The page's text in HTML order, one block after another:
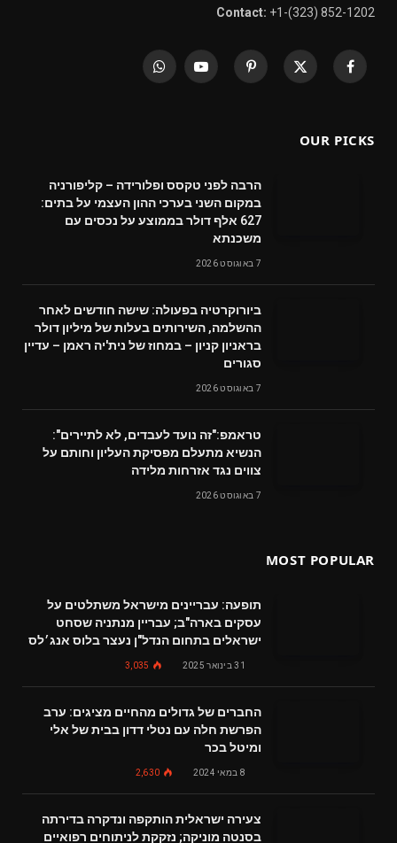
Contact: +1-(323) 852-1202
Facebook
X
Pinterest
YouTube
WhatsApp
OUR PICKS
הרבה לפני טקסס ופלורידה – קליפורניה
במקום השני בערכי ההון העצמי על בתים:
627 אלף דולר בממוצע על נכסים עם
משכנתא
7 באוגוסט 2026
ביורוקרטיה בפעולה: שישה חודשים לאחר
ההשלמה, השירותים בעלות של מיליון דולר
בראניון קניון – במחוז של נית'יה ראמן – עדיין
סגורים
7 באוגוסט 2026
טראמפ:"זה נועד לעבדים, לא לתיירים":
הנשיא מתעלם מפסיקת העליון וחותם על
צווים נגד אזרחות מלידה
7 באוגוסט 2026
MOST POPULAR
תופעה: עבריינים מישראל משתלטים על
עסקים בארה"ב; עבריין מנתניה שסחט
ישראלים בתחום הנדל"ן נעצר בלוס אנג׳לס
31 בינואר 2025 3,035
החברים של גדולים מהחיים מציגים: ערב
הפרשת חלה עם נטלי דדון בבית של אלי
ומיטל בכר
8 במאי 2024 2,630
צעירה ישראלית הותקפה ונדקרה בדירתה
בסנטה מוניקה; נזקקת לניתוחים רפואיים